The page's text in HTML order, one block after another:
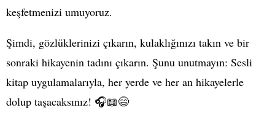
keşfetmenizi umuyoruz.
Şimdi, gözlüklerinizi çıkarın, kulaklığınızı takın ve bir
sonraki hikayenin tadını çıkarın. Şunu unutmayın: Sesli
kitap uygulamalarıyla, her yerde ve her an hikayelerle
dolup taşacaksınız! 🎧📖😄